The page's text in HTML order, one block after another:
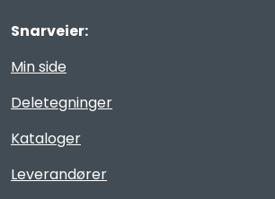
Snarveier:
Min side
Deletegninger
Kataloger
Leverandører